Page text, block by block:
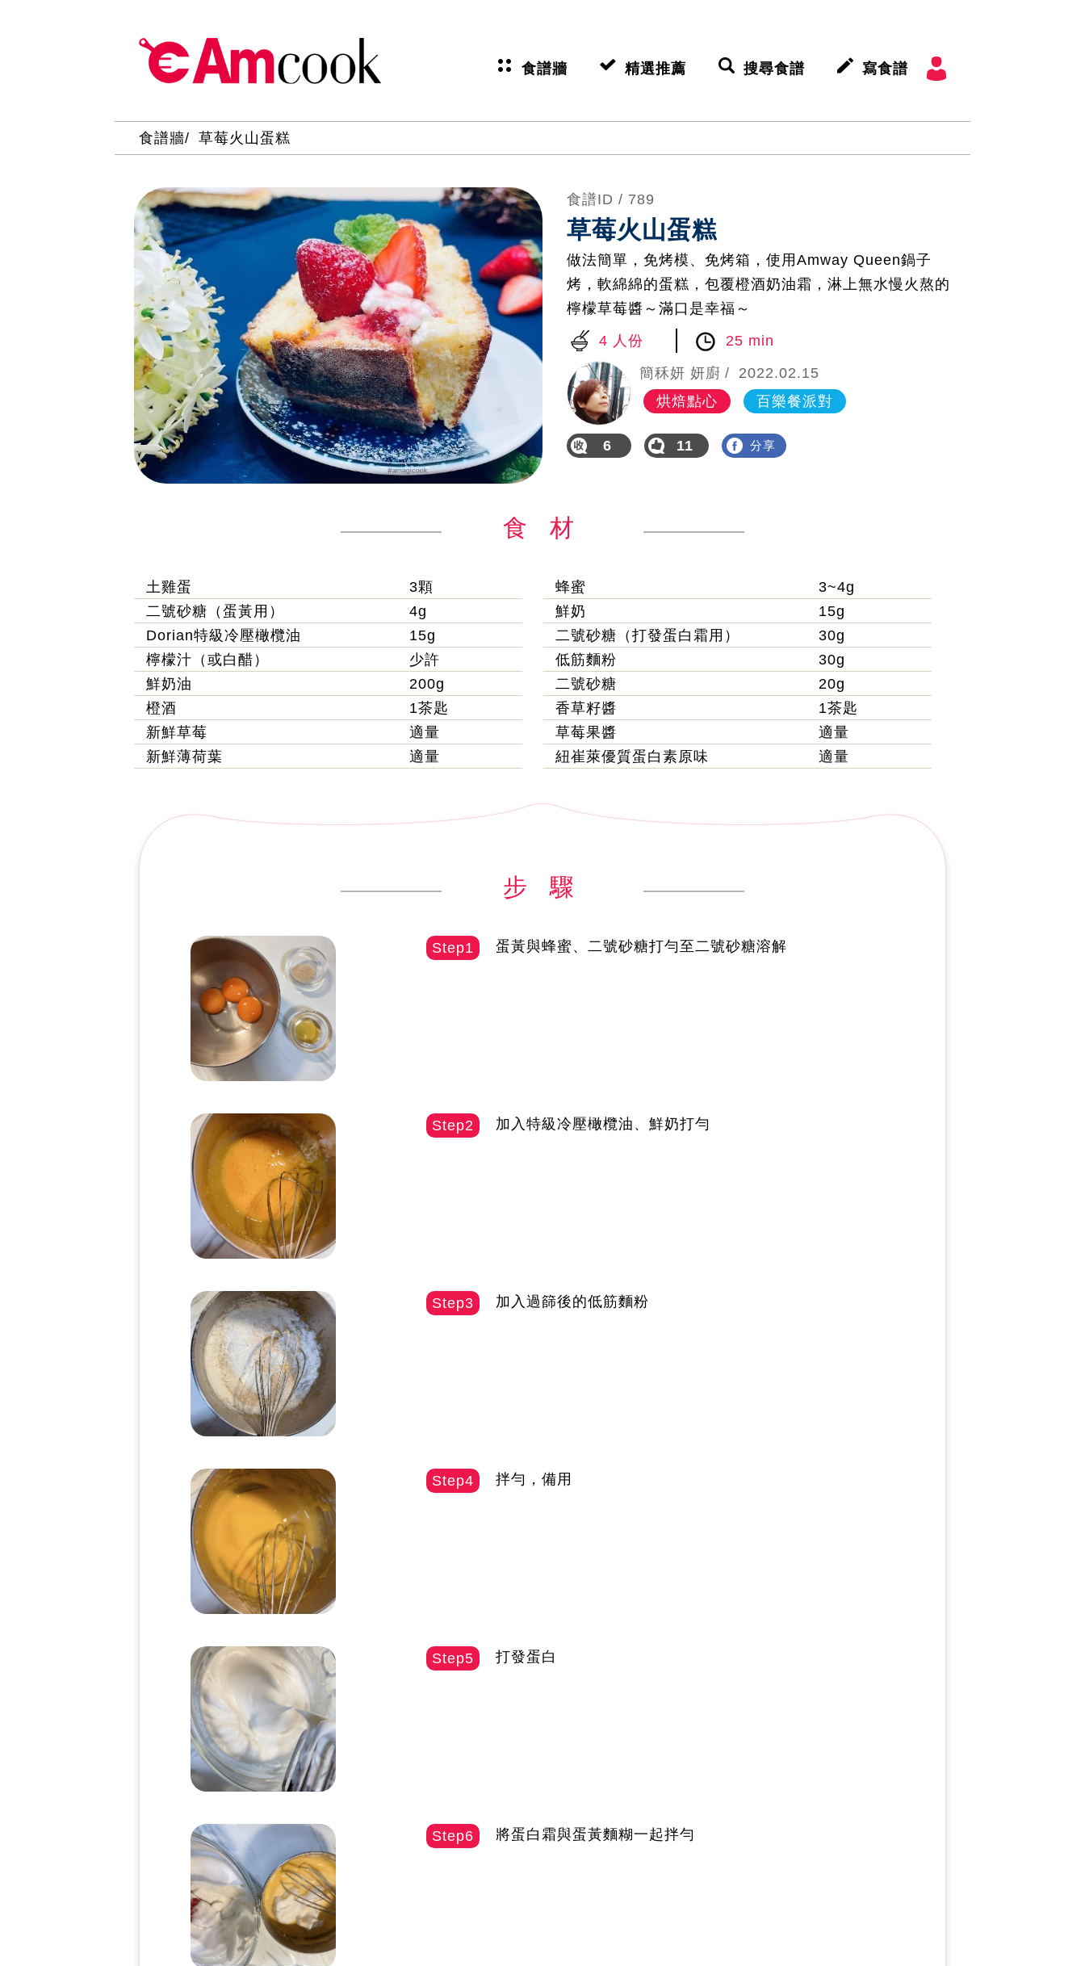
食譜牆 精選推薦 搜尋食譜 寫食譜
食譜牆 草莓火山蛋糕
食譜ID / 789
草莓火山蛋糕
做法簡單，免烤模、免烤箱，使用Amway Queen鍋子
烤，軟綿綿的蛋糕，包覆橙酒奶油霜，淋上無水慢火熬的
檸檬草莓醬～滿口是幸福～
4 人份
25 min
簡秝妍 妍廚
2022.02.15
烘焙點心
百樂餐派對
6 11 分享
食 材
土雞蛋
3顆
二號砂糖（蛋黃用）
4g
Dorian特級冷壓橄欖油
15g
檸檬汁（或白醋）
少許
鮮奶油
200g
橙酒
1茶匙
新鮮草莓
適量
新鮮薄荷葉
適量
蜂蜜
3~4g
鮮奶
15g
二號砂糖（打發蛋白霜用）
30g
低筋麵粉
30g
二號砂糖
20g
香草籽醬
1茶匙
草莓果醬
適量
紐崔萊優質蛋白素原味
適量
步 驟
Step1 蛋黃與蜂蜜、二號砂糖打勻至二號砂糖溶解
Step2 加入特級冷壓橄欖油、鮮奶打勻
Step3 加入過篩後的低筋麵粉
Step4 拌勻，備用
Step5 打發蛋白
Step6 將蛋白霜與蛋黃麵糊一起拌勻